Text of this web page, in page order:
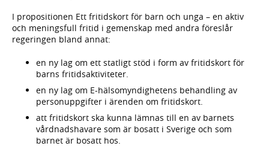
I propositionen Ett fritidskort för barn och unga – en aktiv
och meningsfull fritid i gemenskap med andra föreslår
regeringen bland annat:
en ny lag om ett statligt stöd i form av fritidskort för
barns fritidsaktiviteter.
en ny lag om E-hälsomyndighetens behandling av
personuppgifter i ärenden om fritidskort.
att fritidskort ska kunna lämnas till en av barnets
vårdnadshavare som är bosatt i Sverige och som
barnet är bosatt hos.